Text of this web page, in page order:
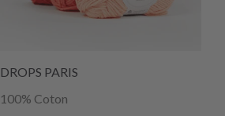
DROPS PARIS
100% Coton